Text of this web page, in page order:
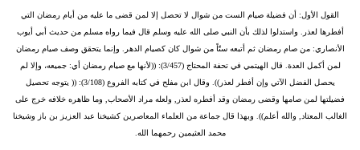
القول الأول: أن فضيلة صيام الست من شوال لا تحصل إلا لمن قضى ما عليه من أيام رمضان التي
أفطرها لعذر. واستدلوا لذلك بأن النبي صلى الله عليه وسلم قال فيما رواه مسلم من حديث أبي أيوب
الأنصاري: من صام رمضان ثم أتبعه ستّاً من شوال كان كصيام الدهر. وإنما يتحقق وصف صيام رمضان
لمن أكمل العدة. قال الهيتمي في تحفة المحتاج (3/457): ((لأنها مع صيام رمضان أي: جميعه، وإلا لم
يحصل الفضل الآتي وإن أفطر لعذر)). وقال ابن مفلح في كتابه الفروع (3/108): (( يتوجه تحصيل
فضيلتها لمن صامها وقضى رمضان وقد أفطره لعذر, ولعله مراد الأصحاب, وما ظاهره خلافه خرج على
الغالب المعتاد, والله أعلم)). وبهذا قال جماعة من العلماء المعاصرين كشيخنا عبد العزيز بن باز وشيخنا
محمد العثيمين رحمهما الله.